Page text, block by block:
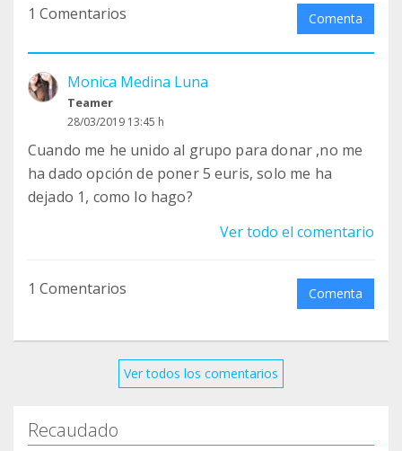
1 Comentarios Comenta
Monica Medina Luna
Teamer
28/03/2019 13:45 h
Cuando me he unido al grupo para donar ,no me
ha dado opción de poner 5 euris, solo me ha
dejado 1, como lo hago?
Ver todo el comentario
1 Comentarios Comenta
Ver todos los comentarios
Recaudado